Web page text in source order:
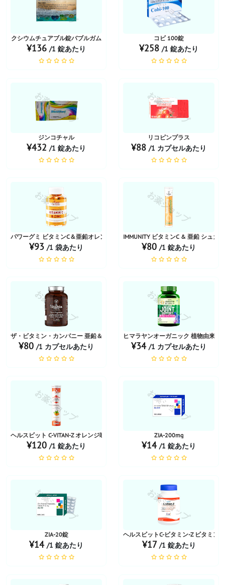
お薬ショップ
クシウムチュアブル錠バブルガム
¥136 /1 錠あたり
お薬ショップ
コビ 100錠
¥258 /1 錠あたり
お薬ショップ
ジンコチャル
¥432 /1 錠あたり
お薬ショップ
リコピンプラス
¥88 /1 カプセルあたり
お薬ショップ
パワーグミ ビタミンC＆亜鉛オレンジ味
¥93 /1 袋あたり
お薬ショップ
IMMUNITY ビタミンC & 亜鉛 シュガ
¥80 /1 錠あたり
お薬ショップ
ザ・ビタミン・カンパニー 亜鉛＆マグネシウム
¥80 /1 カプセルあたり
お薬ショップ
ヒマラヤンオーガニック 植物由来関
¥34 /1 カプセルあたり
お薬ショップ
ヘルスビット C-VITAN-Z オレンジ味
¥120 /1 錠あたり
お薬ショップ
ZIA-200mg
¥14 /1 錠あたり
お薬ショップ
ZIA-20錠
¥14 /1 錠あたり
お薬ショップ
ヘルスビットC-ビタミン-Z ビタミン
¥17 /1 錠あたり